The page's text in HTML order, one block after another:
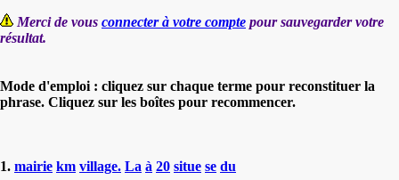
Merci de vous connecter à votre compte pour sauvegarder votre
résultat.
Mode d'emploi : cliquez sur chaque terme pour reconstituer la
phrase. Cliquez sur les boîtes pour recommencer.
1. mairie km village. La à 20 situe se du